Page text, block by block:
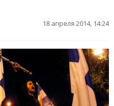
18 апреля 2014, 14:24